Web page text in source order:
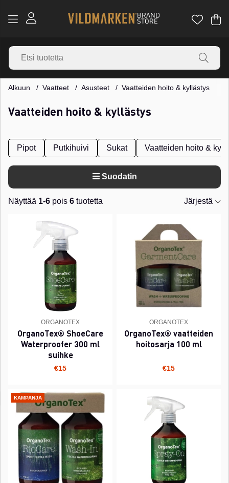
.
Alkuun Vaatteet Asusteet Vaatteiden hoito & kyllästys
Vaatteiden hoito & kyllästys
Pipot Putkihuivi Sukat Vaatteiden hoito &
Suodatin
Näyttää 1-6 pois 6 tuotetta
Järjestä
ORGANOTEX
OrganoTex® ShoeCare
Waterproofer 300 ml
suihke
€15
ORGANOTEX
OrganoTex® vaatteiden
hoitosarja 100 ml
€15
KAMPANJA